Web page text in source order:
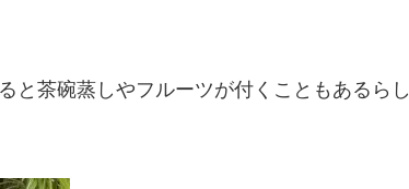
と茶碗蒸しやフルーツが付くこともあるらし